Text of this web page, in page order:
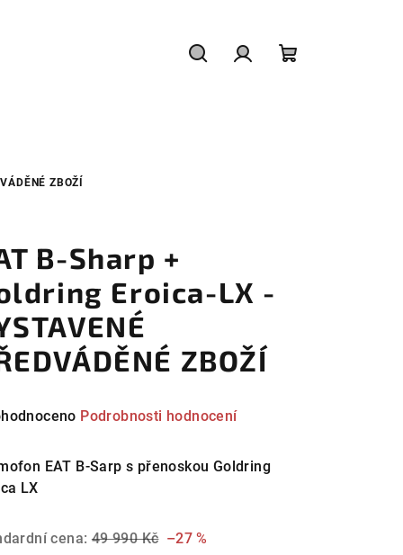
ZBOŽÍ
B-Sharp +
Eroica-LX -
ZBOŽÍ
Podrobnosti hodnocení
EAT B-Sarp s přenoskou Goldring
LX
cena: 49 990 Kč –27 %